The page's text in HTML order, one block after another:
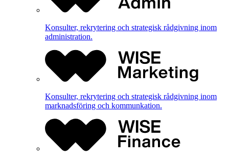
Konsulter, rekrytering och strategisk rådgivning inom
administration.
Konsulter, rekrytering och strategisk rådgivning inom
marknadsföring och kommunkation.